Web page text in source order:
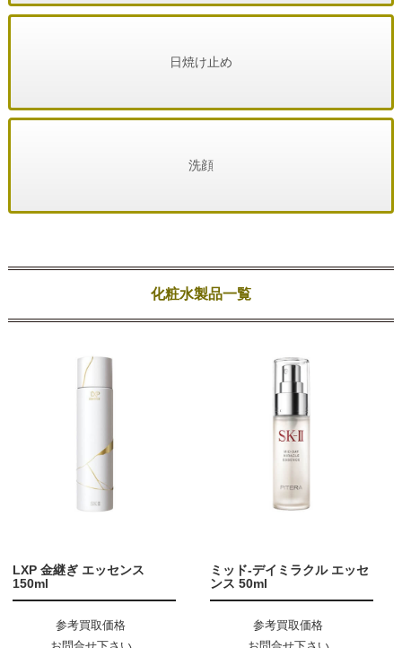
日焼け止め
洗顔
化粧水製品一覧
LXP 金継ぎ エッセンス
150ml
参考買取価格
ミッド-デイミラクル エッセ
ンス 50ml
参考買取価格